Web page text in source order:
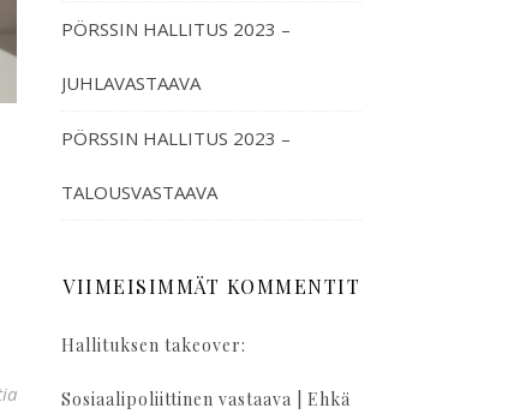
PÖRSSIN HALLITUS 2023 –
JUHLAVASTAAVA
PÖRSSIN HALLITUS 2023 –
TALOUSVASTAAVA
VIIMEISIMMÄT KOMMENTIT
Hallituksen takeover:
Sosiaalipoliittinen vastaava | Ehkä